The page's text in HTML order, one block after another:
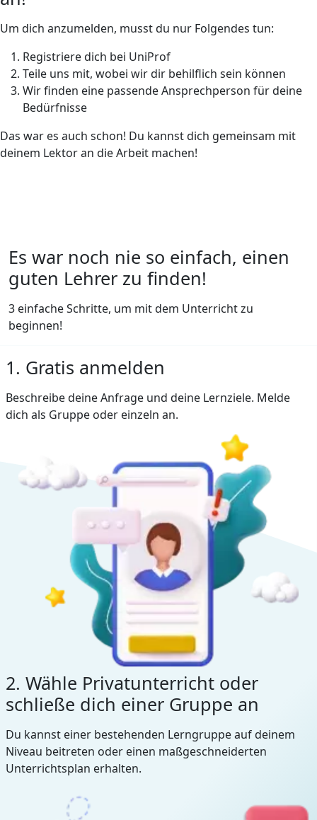
Um dich anzumelden, musst du nur Folgendes tun:
Registriere dich bei UniProf
Teile uns mit, wobei wir dir behilflich sein können
Wir finden eine passende Ansprechperson für deine
Bedürfnisse
Das war es auch schon! Du kannst dich gemeinsam mit
deinem Lektor an die Arbeit machen!
Es war noch nie so einfach, einen
guten Lehrer zu finden!
3 einfache Schritte, um mit dem Unterricht zu
beginnen!
1. Gratis anmelden
Beschreibe deine Anfrage und deine Lernziele. Melde
dich als Gruppe oder einzeln an.
2. Wähle Privatunterricht oder
schließe dich einer Gruppe an
Du kannst einer bestehenden Lerngruppe auf deinem
Niveau beitreten oder einen maßgeschneiderten
Unterrichtsplan erhalten.